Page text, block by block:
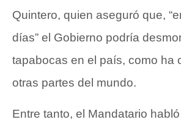
Quintero, quien aseguró que,
días” el Gobierno podría
tapabocas en el país, como ha
otras partes del mundo.
Entre tanto, el Mandatario